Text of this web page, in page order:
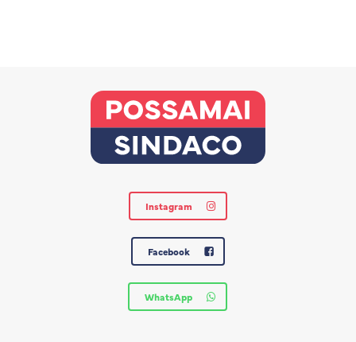
Instagram
Facebook
WhatsApp